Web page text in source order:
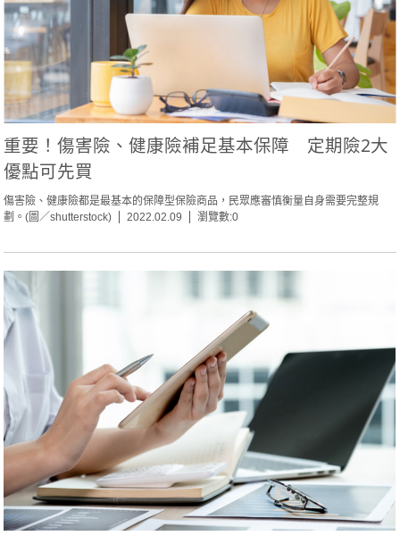
重要！傷害險、健康險補足基本保障 定期險2大
優點可先買
傷害險、健康險都是最基本的保障型保險商品，民眾應審慎衡量自身需要完整規
劃。(圖／shutterstock)
2022.02.09 瀏覽數:0